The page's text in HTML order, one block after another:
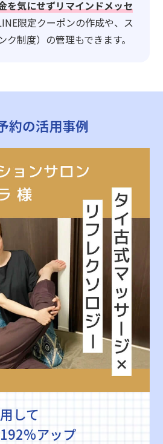
を気にせずリマインドメッセ
限定クーポンの作成や、ス
ク制度）の管理もできます。
約の活用事例
して
アップ